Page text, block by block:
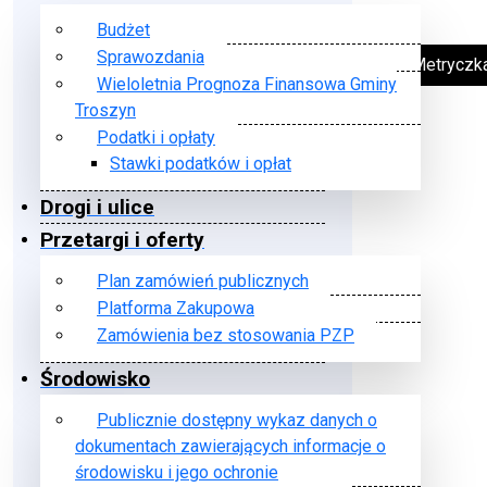
Budżet
Sprawozdania
Wieloletnia Prognoza Finansowa Gminy
Troszyn
Podatki i opłaty
Stawki podatków i opłat
Drogi i ulice
Przetargi i oferty
Plan zamówień publicznych
Platforma Zakupowa
Zamówienia bez stosowania PZP
Środowisko
Publicznie dostępny wykaz danych o
dokumentach zawierających informacje o
środowisku i jego ochronie
➔